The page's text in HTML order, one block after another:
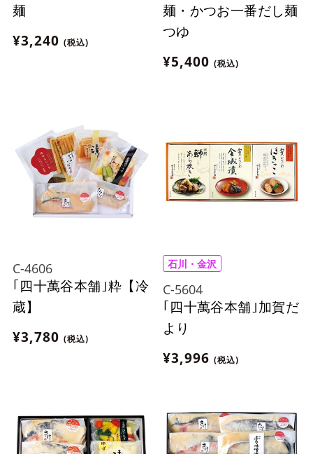
麺
¥3,240 (税込)
麺・かつお一番だし麺
つゆ
¥5,400 (税込)
C-4606
｢四十萬谷本舗｣粋【冷
蔵】
¥3,780 (税込)
石川・金沢
C-5604
｢四十萬谷本舗｣加賀だ
より
¥3,996 (税込)